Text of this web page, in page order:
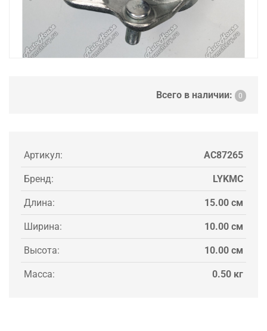
Всего в наличии: 0
Артикул: AC87265
Бренд: LYKMC
Длина: 15.00 см
Ширина: 10.00 см
Высота: 10.00 см
Масса: 0.50 кг